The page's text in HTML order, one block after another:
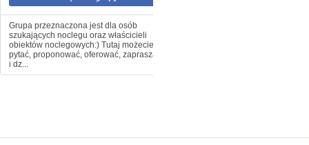
Grupa przeznaczona jest dla osób
szukających noclegu oraz właścicieli
obiektów noclegowych:) Tutaj możecie
pytać, proponować, oferować, zapraszać
i dz...